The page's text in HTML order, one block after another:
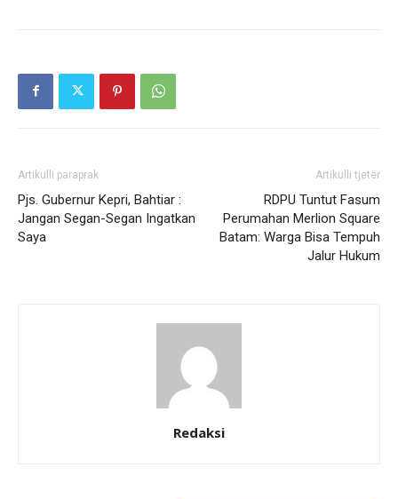
Artikulli paraprak
Pjs. Gubernur Kepri, Bahtiar :
Jangan Segan-Segan Ingatkan
Saya
Artikulli tjetër
RDPU Tuntut Fasum
Perumahan Merlion Square
Batam: Warga Bisa Tempuh
Jalur Hukum
Redaksi